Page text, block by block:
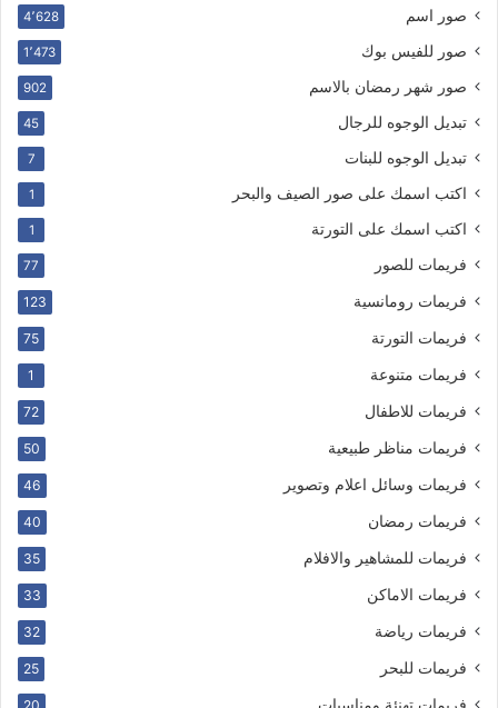
صور اسم 4٬628
صور للفيس بوك 1٬473
صور شهر رمضان بالاسم 902
تبديل الوجوه للرجال 45
تبديل الوجوه للبنات 7
اكتب اسمك على صور الصيف والبحر 1
اكتب اسمك على التورتة 1
فريمات للصور 77
فريمات رومانسية 123
فريمات التورتة 75
فريمات متنوعة 1
فريمات للاطفال 72
فريمات مناظر طبيعية 50
فريمات وسائل اعلام وتصوير 46
فريمات رمضان 40
فريمات للمشاهير والافلام 35
فريمات الاماكن 33
فريمات رياضة 32
فريمات للبحر 25
فريمات تهنئة ومناسبات